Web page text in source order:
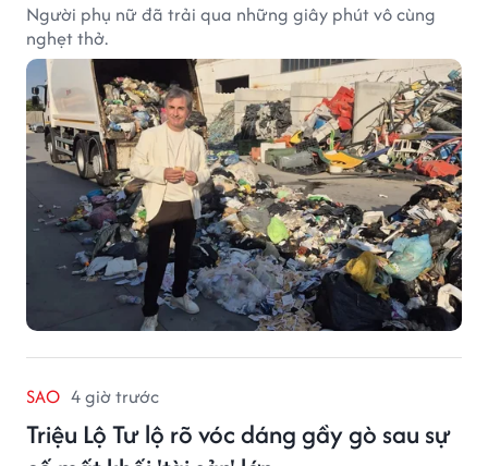
Người phụ nữ đã trải qua những giây phút vô cùng
nghẹt thở.
SAO 4 giờ trước
Triệu Lộ Tư lộ rõ vóc dáng gầy gò sau sự